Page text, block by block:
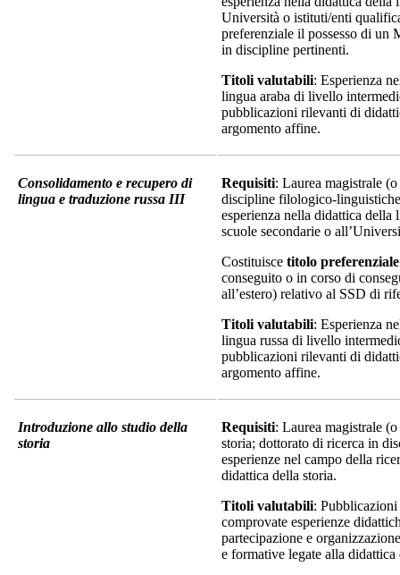
Università o istituti/enti
preferenziale il possesso di un
in discipline pertinenti.
Titoli valutabili: Esperienza
lingua araba di livello
pubblicazioni rilevanti di
argomento affine.
Consolidamento e recupero di
lingua e traduzione russa III
Requisiti: Laurea magistrale
discipline filologico-
esperienza nella didattica della
scuole secondarie o
Costituisce titolo preferenziale
conseguito o in corso di
all’estero) relativo al SSD di
Titoli valutabili: Esperienza
lingua russa di livello
pubblicazioni rilevanti di
argomento affine.
Introduzione allo studio della
storia
Requisiti: Laurea magistrale
storia; dottorato di ricerca in
esperienze nel campo della
didattica della storia.
Titoli valutabili:
comprovate esperienze
partecipazione e
e formative legate alla didattica